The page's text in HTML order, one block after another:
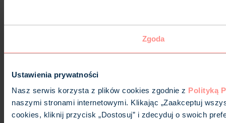
Zgoda
Ustawienia prywatności
Nasz serwis korzysta z plików cookies zgodnie z Polityką
naszymi stronami internetowymi. Klikając „Zaakceptuj
cookies, kliknij przycisk „Dostosuj” i zdecyduj o swoich